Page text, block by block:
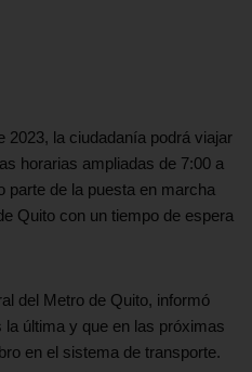
2023, la ciudadanía podrá viajar
horarias ampliadas de 7:00 a
parte de la puesta en marcha
Quito con un tiempo de espera
del Metro de Quito, informó
última y que en las próximas
en el sistema de transporte.